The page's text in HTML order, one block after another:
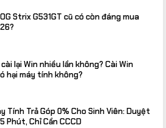
Strix G531GT cũ có còn đáng mua
lại Win nhiều lần không? Cài Win
hại máy tính không?
Tính Trả Góp 0% Cho Sinh Viên: Duyệt
Phút, Chỉ Cần CCCD